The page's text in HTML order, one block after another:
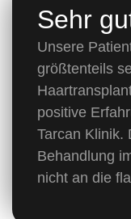
Sehr
Unsere
größtenteils
positive
Tarcan Klinik.
Behandlung
nicht an die